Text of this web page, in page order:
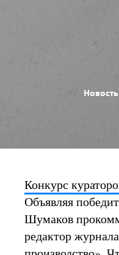
Новость
Конкурс
Объявляя
Шумаков
редактор